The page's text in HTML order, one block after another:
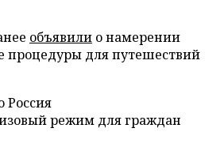
объявили о намерении
процедуры для путешествий
Россия
режим для граждан